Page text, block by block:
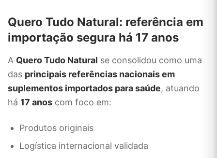
Quero Tudo Natural: referência em
importação segura há 17 anos
A Quero Tudo Natural se consolidou como uma
das principais referências nacionais em
suplementos importados para saúde, atuando
há 17 anos com foco em:
Produtos originais
Logística internacional validada